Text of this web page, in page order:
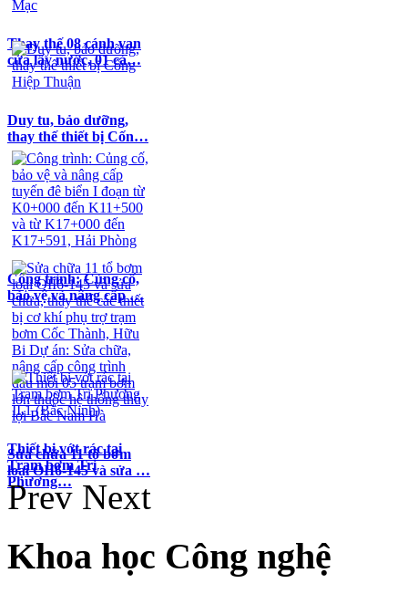
Thay thế 08 cánh van
cửa lấy nước, 01 cá…
Duy tu, bảo dưỡng,
thay thế thiết bị Cốn…
Công trình: Củng cố,
bảo vệ và nâng cấp …
Sửa chữa 11 tổ bơm
loại OII6-145 và sửa …
Thiết bị vớt rác tại
Trạm bơm Tri
Phương…
Prev Next
Khoa học Công nghệ